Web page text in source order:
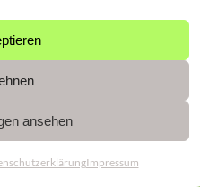
ansehen
Impressum